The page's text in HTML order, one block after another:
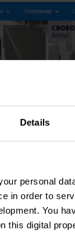
Details
personal
in order to
You
this digital
с онлайн
както и